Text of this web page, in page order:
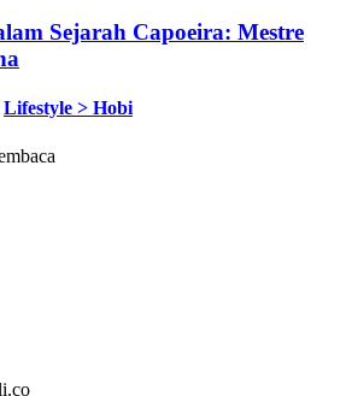
Sejarah Capoeira: Mestre
Lifestyle > Hobi